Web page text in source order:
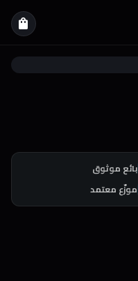
shopping_bag
بائع موثوق
موزّع معتمد